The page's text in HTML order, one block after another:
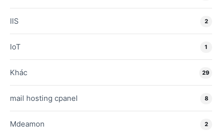
IIS 2
IoT 1
Khác 29
mail hosting cpanel 8
Mdeamon 2